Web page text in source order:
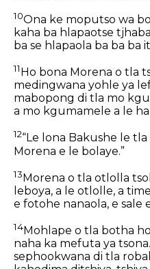
10Ona ke moputso wa
kaha ba hlapaotse
ba se hlapaola ba ba ba
11 Ho bona Morena o tla
medingwana yohle ya
mabopong di tla mo
a mo kgumamele a le ha
12“Le lona Bakushe le
Morena e le bolaye.”
13Morena o tla otlolla
leboya, a le otlolle, a
e fotohe nanaola, e sale
14Mohlape o tla botha
naha ka mefuta ya
sephookwana di tla